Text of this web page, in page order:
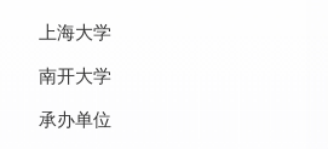
上海大学
南开大学
承办单位